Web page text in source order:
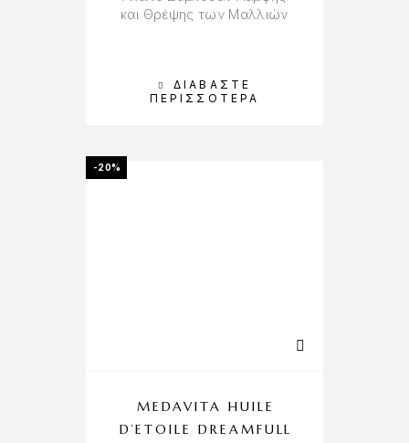
ΔΙΑΒΆΣΤΕ
ΠΕΡΙΣΣΌΤΕΡΑ
και Θρέψης των Μαλλιών
-20%
MEDAVITA HUILE
D’ETOILE DREAMFULL